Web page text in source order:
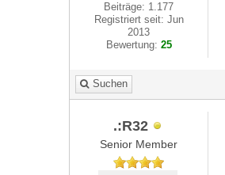
Beiträge: 1.177
Registriert seit: Jun
2013
Bewertung: 25
Suchen
.:R32
Senior Member